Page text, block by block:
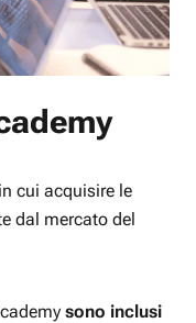
cui acquisire le
dal mercato del
sono inclusi